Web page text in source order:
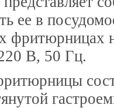
ее в
фритюрницах
В, 50 Гц.